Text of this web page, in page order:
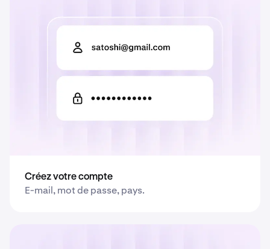
Guide complet du DCA en crypto-
Créez votre compte
E-mail, mot de passe, pays.